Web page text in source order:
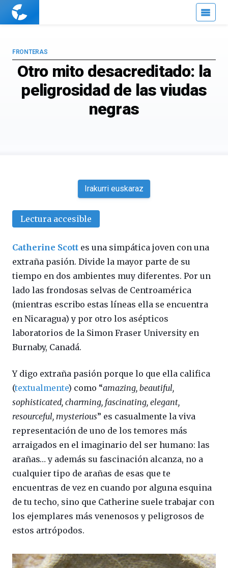
Cuaderno
Otro mito desacreditado: la
peligrosidad de las viudas
negras
FRONTERAS
Irakurri euskaraz
Lectura accesible
Catherine Scott es una simpática joven con una
extraña pasión. Divide la mayor parte de su
tiempo en dos ambientes muy diferentes. Por un
lado las frondosas selvas de Centroamérica
(mientras escribo estas líneas ella se encuentra
en Nicaragua) y por otro los asépticos
laboratorios de la Simon Fraser University en
Burnaby, Canadá.
Y digo extraña pasión porque lo que ella califica
(textualmente) como “amazing, beautiful,
sophisticated, charming, fascinating, elegant,
resourceful, mysterious” es casualmente la viva
representación de uno de los temores más
arraigados en el imaginario del ser humano: las
arañas… y además su fascinación alcanza, no a
cualquier tipo de arañas de esas que te
encuentras de vez en cuando por alguna esquina
de tu techo, sino que Catherine suele trabajar con
los ejemplares más venenosos y peligrosos de
estos artrópodos.